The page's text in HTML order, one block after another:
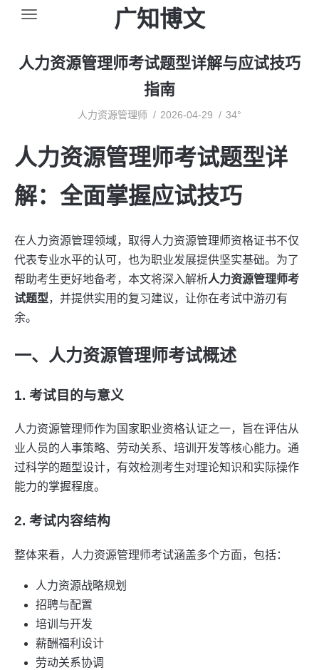
广知博文
人力资源管理师考试题型详解与应试技巧
指南
人力资源管理师 2026-04-29 34°
人力资源管理师考试题型详
解：全面掌握应试技巧
在人力资源管理领域，取得人力资源管理师资格证书不仅
代表专业水平的认可，也为职业发展提供坚实基础。为了
帮助考生更好地备考，本文将深入解析人力资源管理师考
试题型，并提供实用的复习建议，让你在考试中游刃有
余。
一、人力资源管理师考试概述
1. 考试目的与意义
人力资源管理师作为国家职业资格认证之一，旨在评估从
业人员的人事策略、劳动关系、培训开发等核心能力。通
过科学的题型设计，有效检测考生对理论知识和实际操作
能力的掌握程度。
2. 考试内容结构
整体来看，人力资源管理师考试涵盖多个方面，包括：
人力资源战略规划
招聘与配置
培训与开发
薪酬福利设计
劳动关系协调